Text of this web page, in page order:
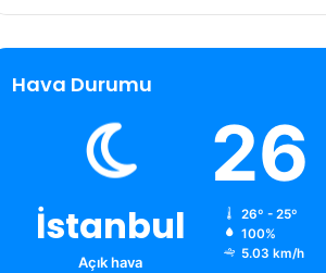
Hava Durumu
İstanbul
Açık hava
26
26º - 25º
100%
5.03 km/h